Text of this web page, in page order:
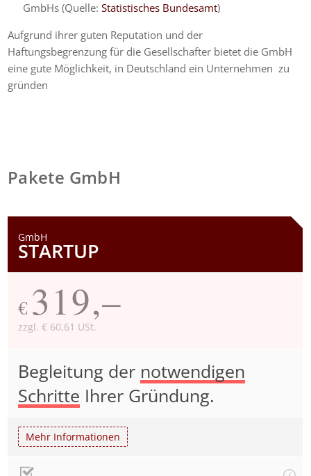
GmbHs (Quelle:Statistisches Bundesamt)
Aufgrund ihrer guten Reputation und der
Haftungsbegrenzung für die Gesellschafter bietet die GmbH
eine gute Möglichkeit, in Deutschland ein Unternehmen zu
gründen
Pakete GmbH
GmbH
STARTUP
€ 319,–
zzgl. € 60,61 USt.
Begleitung der notwendigen
Schritte Ihrer Gründung.
Mehr Informationen